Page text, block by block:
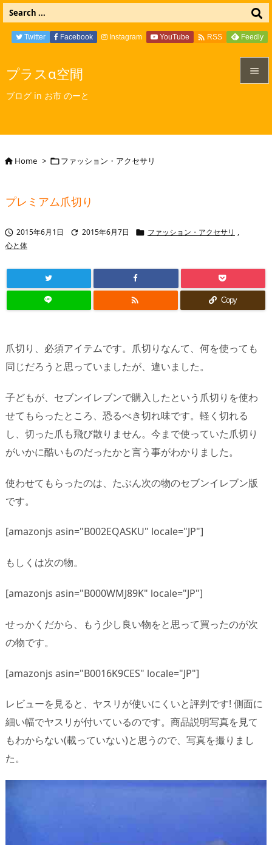
プラスα空間
ブログ in お市 のーと

Twitter Facebook Instagram YouTube  RSS Feedly
Home > ファッション・アクセサリ
プレミアム爪切り
 2015年6月1日  2015年6月7日  ファッション・アクセサリ ,
心と体
 Copy
爪切り、必須アイテムです。爪切りなんて、何を使っても
同じだろうと思っていましたが、違いました。
子どもが、セブンイレブンで購入したという爪切りを使わ
せてもらったところ、恐るべき切れ味です。軽く切れる
し、切った爪も飛び散りません。今まで使っていた爪切り
がいかに酷いものだったかと言う事がわかりました。
使わせてもらったのは、たぶん次の物のセブンイレブン版
です。
[amazonjs asin="B002EQASKU" locale="JP"]
もしくは次の物。
[amazonjs asin="B000WMJ89K" locale="JP"]
せっかくだから、もう少し良い物をと思って買ったのが次
の物です。
[amazonjs asin="B0016K9CES" locale="JP"]
レビューを見ると、ヤスリが使いにくいと評判です! 側面に
細い幅でヤスリが付いているのです。商品説明写真を見て
もわからない(載っていない)と思うので、写真を撮りまし
た。